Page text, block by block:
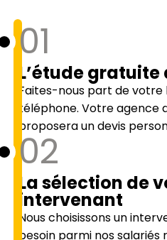
01
L’étude
Faites-nous part de votre
téléphone. Votre agence
proposera un devis
02
La sélection de
intervenant
Nous choisissons un
besoin parmi nos